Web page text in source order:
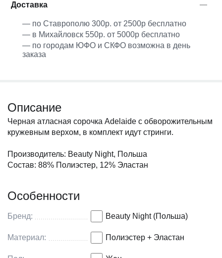
Доставка
— по Ставрополю 300р. от 2500р бесплатно
— в Михайловск 550р. от 5000р бесплатно
— по городам ЮФО и СКФО возможна в день
заказа
Описание
Черная атласная сорочка Adelaide с обворожительным
кружевным верхом, в комплект идут стринги.
Производитель: Beauty Night, Польша
Состав: 88% Полиэстер, 12% Эластан
Особенности
Бренд: Beauty Night (Польша)
Материал: Полиэстер + Эластан